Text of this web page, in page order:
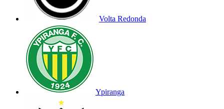
Volta Redonda
Ypiranga